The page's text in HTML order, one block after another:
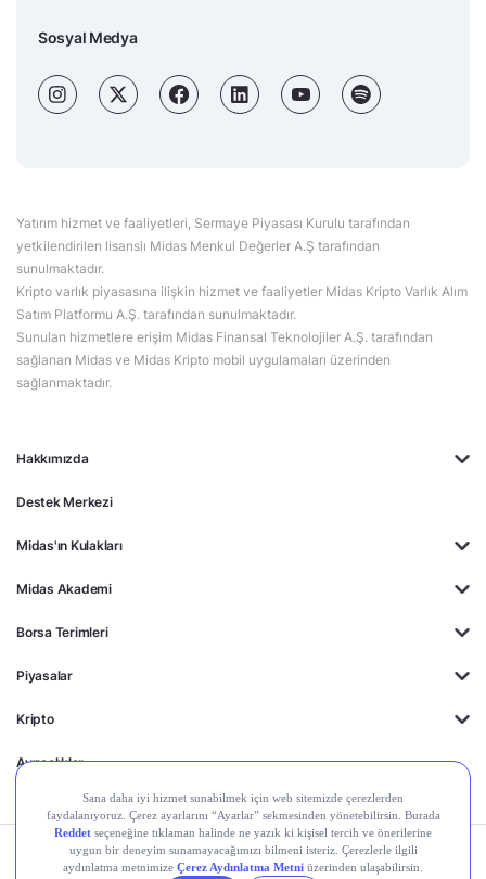
Hakkımızda
Destek Merkezi
Midas'ın Kulakları
Midas Akademi
Borsa Terimleri
Piyasalar
Kripto
Ayrıcalıklar
Sosyal Medya
Yatırım hizmet ve faaliyetleri, Sermaye Piyasası Kurulu tarafından
yetkilendirilen lisanslı Midas Menkul Değerler A.Ş tarafından
sunulmaktadır.
Kripto varlık piyasasına ilişkin hizmet ve faaliyetler Midas Kripto Varlık Alım
Satım Platformu A.Ş. tarafından sunulmaktadır.
Sunulan hizmetlere erişim Midas Finansal Teknolojiler A.Ş. tarafından
sağlanan Midas ve Midas Kripto mobil uygulamaları üzerinden
sağlanmaktadır.
Kişisel Verilerin
Gizlilik
Yasal
Çerez